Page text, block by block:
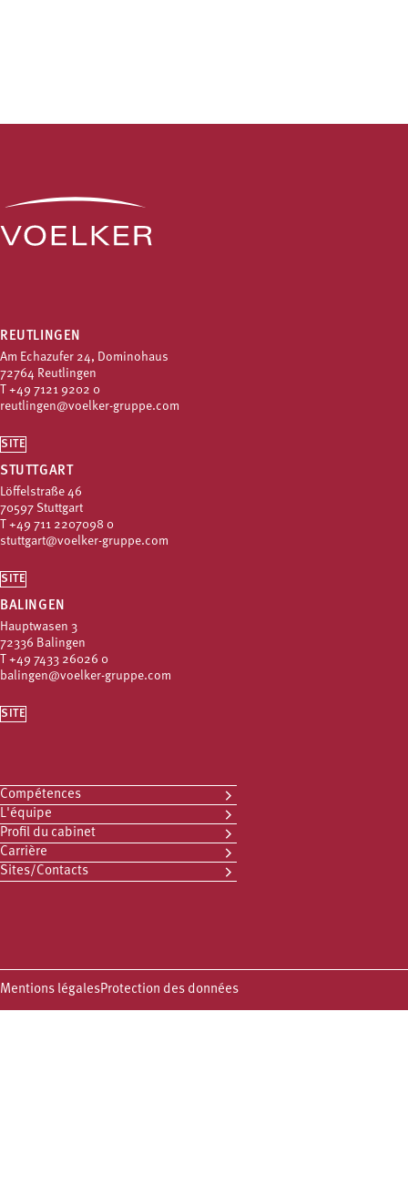
REUTLINGEN
Am Echazufer 24, Dominohaus
72764 Reutlingen
+49 7121 9202 0
reutlingen@voelker-gruppe.com
SITE
STUTTGART
Löffelstraße 46
70597 Stuttgart
+49 711 2207098 0
stuttgart@voelker-gruppe.com
SITE
BALINGEN
Hauptwasen 3
72336 Balingen
+49 7433 26026 0
balingen@voelker-gruppe.com
SITE
Compétences
L'équipe
Profil du cabinet
Carrière
Sites/Contacts
Mentions légalesProtection des données